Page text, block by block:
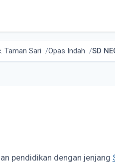
Taman Sari Opas Indah SD
pendidikan dengan jenjang